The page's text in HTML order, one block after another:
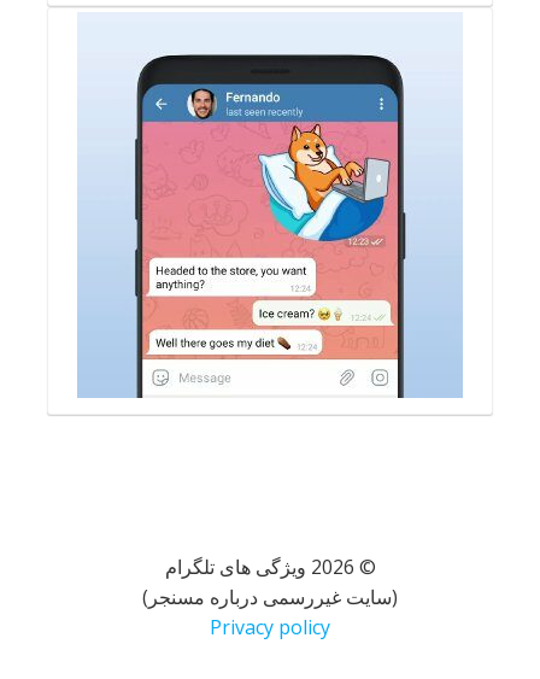
© 2026 ویژگی های تلگرام
(سایت غیررسمی درباره مسنجر)
Privacy policy